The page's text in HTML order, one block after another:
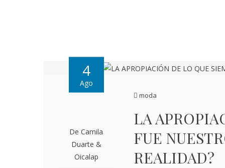
4
Ago
De Camila
Duarte &
Oicalap
moda
LA
FUE
REALIDAD?